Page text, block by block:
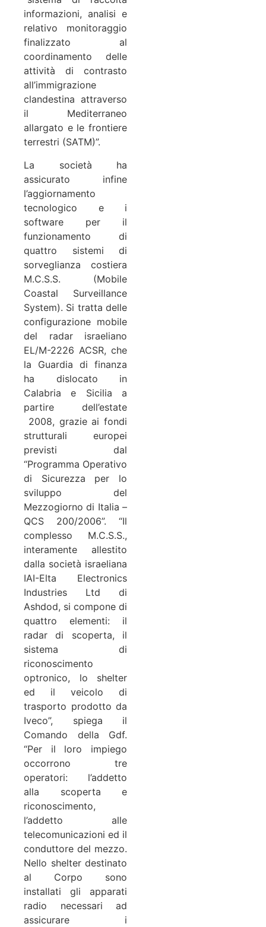
informazioni, analisi e
relativo monitoraggio
finalizzato al
coordinamento delle
attività di contrasto
all’immigrazione
clandestina attraverso
il Mediterraneo
allargato e le frontiere
terrestri (SATM)”.
La società ha
assicurato infine
l’aggiornamento
tecnologico e i
software per il
funzionamento di
quattro sistemi di
sorveglianza costiera
M.C.S.S. (Mobile
Coastal Surveillance
System). Si tratta delle
configurazione mobile
del radar israeliano
EL/M-2226 ACSR, che
la Guardia di finanza
ha dislocato in
Calabria e Sicilia a
partire dell’estate
2008, grazie ai fondi
strutturali europei
previsti dal
“Programma Operativo
di Sicurezza per lo
sviluppo del
Mezzogiorno di Italia –
QCS 200/2006”. “Il
complesso M.C.S.S.,
interamente allestito
dalla società israeliana
IAI-Elta Electronics
Industries Ltd di
Ashdod, si compone di
quattro elementi: il
radar di scoperta, il
sistema di
riconoscimento
optronico, lo shelter
ed il veicolo di
trasporto prodotto da
Iveco”, spiega il
Comando della Gdf.
“Per il loro impiego
occorrono tre
operatori: l’addetto
alla scoperta e
riconoscimento,
l’addetto alle
telecomunicazioni ed il
conduttore del mezzo.
Nello shelter destinato
al Corpo sono
installati gli apparati
radio necessari ad
assicurare i